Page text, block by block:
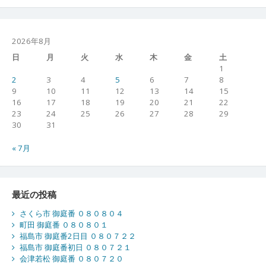
2026年8月
日
月 火 水 木 金
土
1
2
3 4 5 6 7
8
9
10 11 12 13 14
15
16
17 18 19 20 21
22
23
24 25 26 27 28
29
30
31
« 7月
最近の投稿
さくら市 御庭番 ０８０８０４
町田 御庭番 ０８０８０１
福島市 御庭番2日目 ０８０７２２
福島市 御庭番初日 ０８０７２１
会津若松 御庭番 ０８０７２０